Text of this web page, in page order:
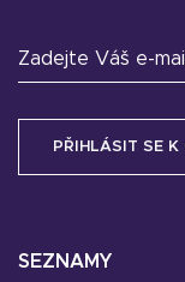
SEZNAMY
Zadejte Váš e-mail